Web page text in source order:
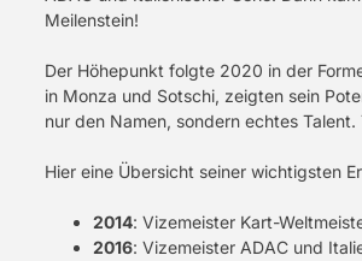
Meilenstein!
Der Höhepunkt folgte 2020 in der
in Monza und Sotschi, zeigten sein
nur den Namen, sondern echtes
Hier eine Übersicht seiner wichtigsten
2014: Vizemeister Kart-
2016: Vizemeister ADAC und